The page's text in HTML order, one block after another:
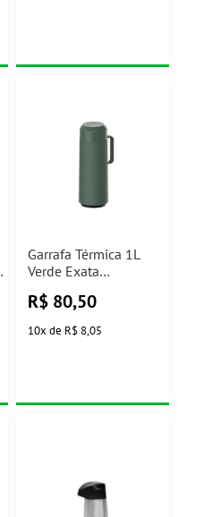
Garrafa Térmica 1L
Verde Exata
R$ 80,50
10x de R$ 8,05